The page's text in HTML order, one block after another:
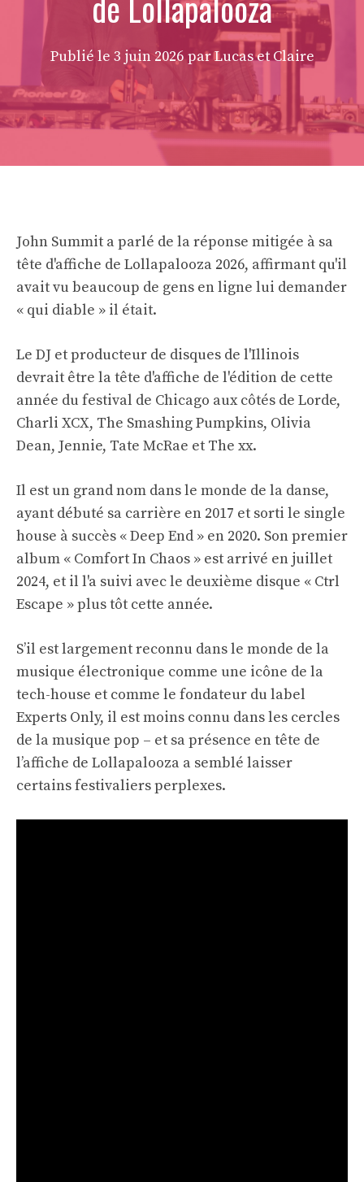
Publié le 3 juin 2026 par Lucas et Claire
John Summit a parlé de la réponse mitigée à sa
tête d'affiche de Lollapalooza 2026, affirmant qu'il
avait vu beaucoup de gens en ligne lui demander
« qui diable » il était.
Le DJ et producteur de disques de l'Illinois
devrait être la tête d'affiche de l'édition de cette
année du festival de Chicago aux côtés de Lorde,
Charli XCX, The Smashing Pumpkins, Olivia
Dean, Jennie, Tate McRae et The xx.
Il est un grand nom dans le monde de la danse,
ayant débuté sa carrière en 2017 et sorti le single
house à succès « Deep End » en 2020. Son premier
album « Comfort In Chaos » est arrivé en juillet
2024, et il l'a suivi avec le deuxième disque « Ctrl
Escape » plus tôt cette année.
S’il est largement reconnu dans le monde de la
musique électronique comme une icône de la
tech-house et comme le fondateur du label
Experts Only, il est moins connu dans les cercles
de la musique pop – et sa présence en tête de
l’affiche de Lollapalooza a semblé laisser
certains festivaliers perplexes.